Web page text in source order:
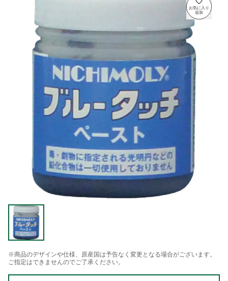
※商品のデザインや仕様、原産国は予告なく変更となる場合がございます。
ご指定はできませんのでご了承ください。